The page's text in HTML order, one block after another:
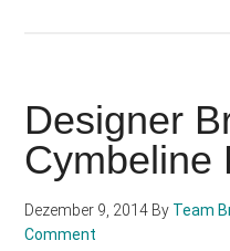
Designer
Cymbeline
Dezember 9, 2014 By Team
Comment